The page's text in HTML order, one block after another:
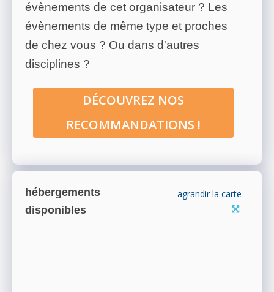
évènements de cet organisateur ? Les
évènements de même type et proches
de chez vous ? Ou dans d'autres
disciplines ?
DÉCOUVREZ NOS
RECOMMANDATIONS !
hébergements
disponibles
agrandir la carte